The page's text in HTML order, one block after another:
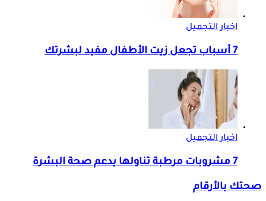
اخبار التجميل
7 أسباب تجعل زيت الأطفال مفيد لبشرتك
اخبار التجميل
7 مشروبات مرطبة تناولها يدعم صحة البشرة
صحتك بالأرقام